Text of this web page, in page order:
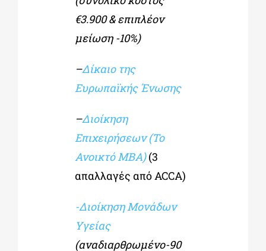
€3.900 & επιπλέον
μείωση -10%)
–Δίκαιο της
Ευρωπαϊκής Ένωσης
–Διοίκηση
Επιχειρήσεων (Το
Ανοικτό MBA) (3
απαλλαγές από ACCA)
-Διοίκηση Μονάδων
Υγείας
(αναδιαρθρωμένο-90